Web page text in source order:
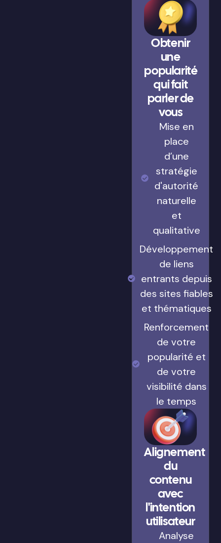
Obtenir
une
popularité
qui fait
parler de
vous
Mise en
place
d’une
stratégie
d'autorité
naturelle
et
qualitative
Développement
de liens
entrants depuis
des sites fiables
et thématiques
Renforcement
de votre
popularité et
de votre
visibilité dans
le temps
Alignement
du
contenu
avec
l'intention
utilisateur
Analyse